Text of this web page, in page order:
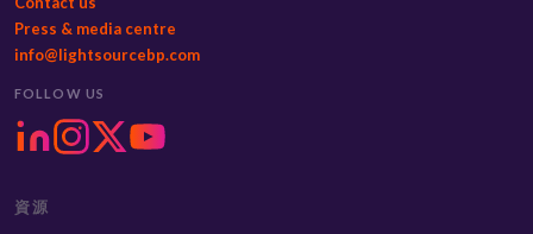
Press & media centre
info@lightsourcebp.com
FOLLOW US
資源